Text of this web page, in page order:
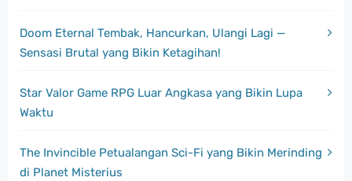
Doom Eternal Tembak, Hancurkan, Ulangi Lagi —
Sensasi Brutal yang Bikin Ketagihan!
Star Valor Game RPG Luar Angkasa yang Bikin Lupa
Waktu
The Invincible Petualangan Sci-Fi yang Bikin Merinding
di Planet Misterius